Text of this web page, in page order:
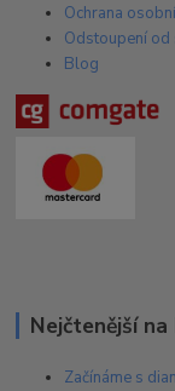
Ochrana
Odstoupení
Blog
Nejčtenější
Začínáme s